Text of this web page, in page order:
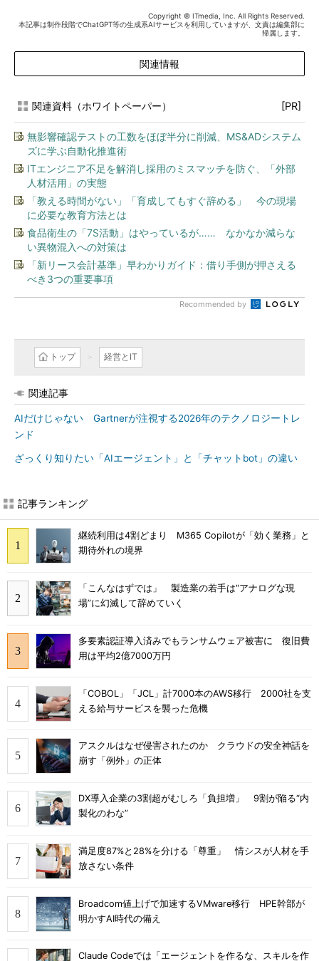
Copyright © ITmedia, Inc. All Rights Reserved.
本記事は制作段階でChatGPT等の生成系AIサービスを利用していますが、文責は編集部に
帰属します。
関連情報
関連資料（ホワイトペーパー） [PR]
無影響確認テストの工数をほぼ半分に削減、MS&ADシステム
ズに学ぶ自動化推進術
ITエンジニア不足を解消し採用のミスマッチを防ぐ、「外部
人材活用」の実態
「教える時間がない」「育成してもすぐ辞める」 今の現場
に必要な教育方法とは
食品衛生の「7S活動」はやっているが…… なかなか減らな
い異物混入への対策は
「新リース会計基準」早わかりガイド：借り手側が押さえる
べき3つの重要事項
Recommended by
トップ 経営とIT
関連記事
AIだけじゃない Gartnerが注視する2026年のテクノロジートレ
ンド
ざっくり知りたい「AIエージェント」と「チャットbot」の違い
記事ランキング
継続利用は4割どまり M365 Copilotが「効く業務」と
期待外れの境界
「こんなはずでは」 製造業の若手は“アナログな現
場”に幻滅して辞めていく
多要素認証導入済みでもランサムウェア被害に 復旧費
用は平均2億7000万円
「COBOL」「JCL」計7000本のAWS移行 2000社を支
える給与サービスを襲った危機
アスクルはなぜ侵害されたのか クラウドの安全神話を
崩す「例外」の正体
DX導入企業の3割超がむしろ「負担増」 9割が陥る“内
製化のわな”
満足度87%と28%を分ける「尊重」 情シスが人材を手
放さない条件
Broadcom値上げで加速するVMware移行 HPE幹部が
明かすAI時代の備え
Claude Codeでは「エージェントを作るな、スキルを作